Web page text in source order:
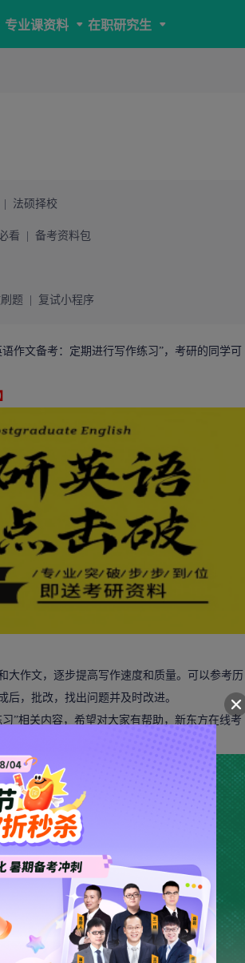
专业课资料 在职研究生
法硕择校
看 备考资料包
题 复试小程序
语作文备考：定期进行写作练习”，考研的同学可
作文，逐步提高写作速度和质量。可以参考历
，批改，找出问题并及时改进。
”相关内容，希望对大家有帮助，新东方在线考
。